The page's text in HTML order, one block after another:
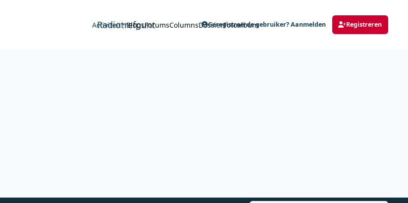
Radiotrefpunt
Activiteit BlogsForumsColumnsDossierFotoalbum
Geregistreerde gebruiker? Aanmelden Registreren